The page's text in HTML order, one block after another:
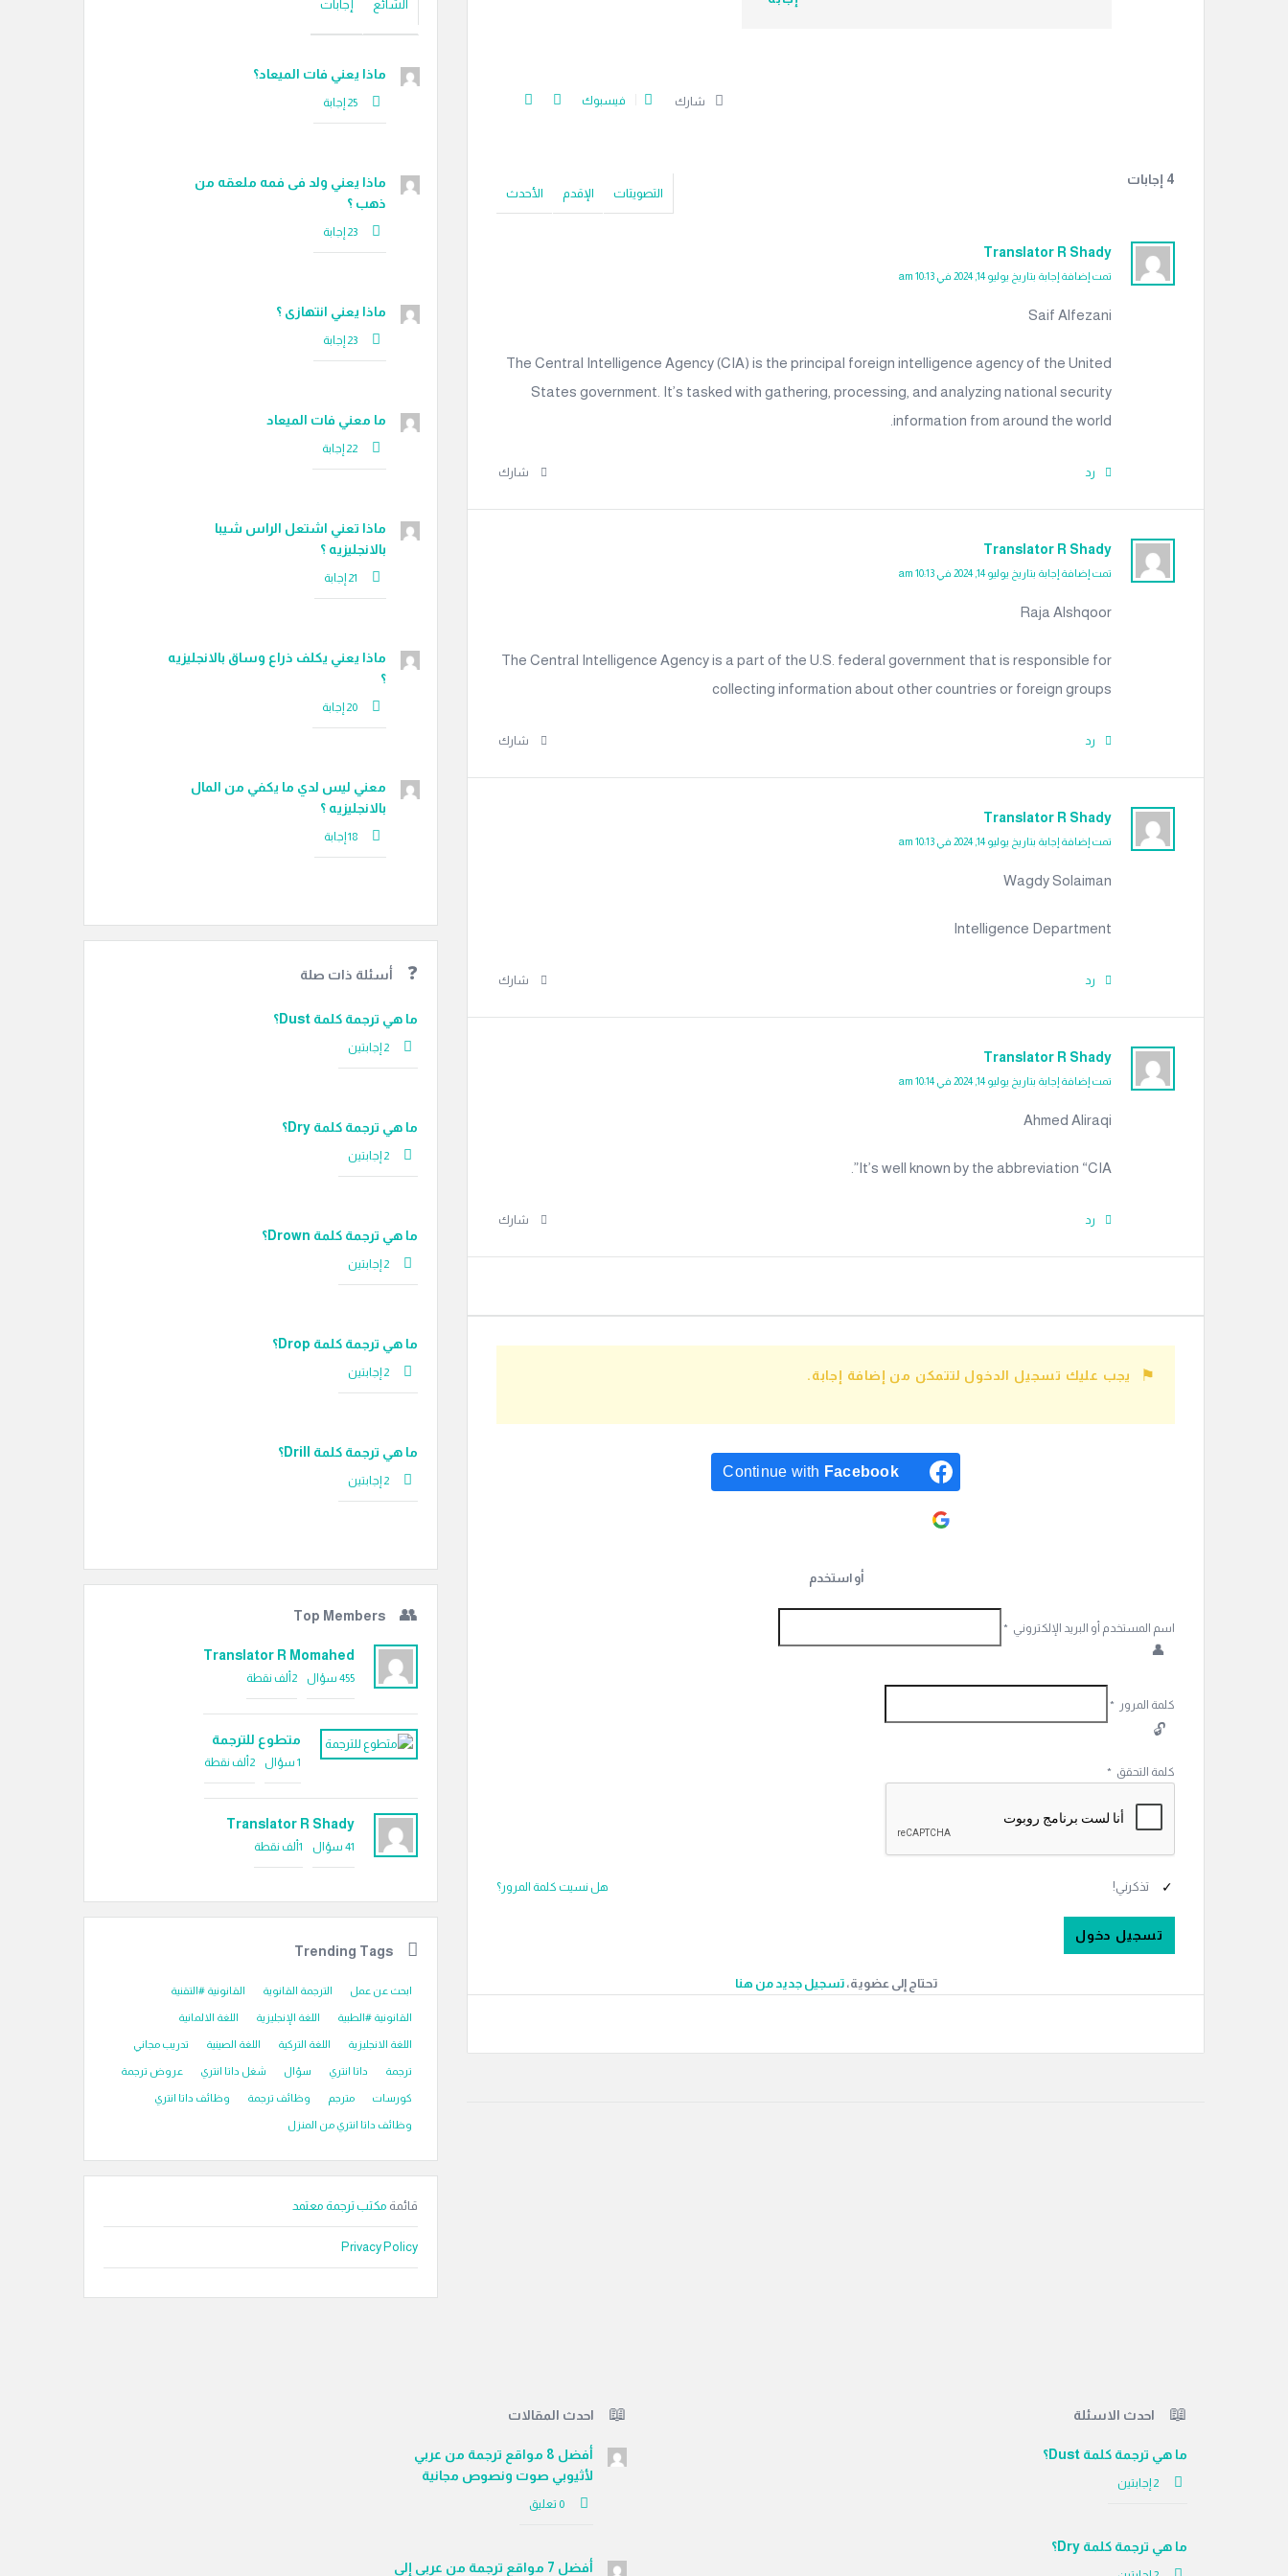
شارك فيسبوك
‫4 إجابات
التصويتات الإقدم الأحدث
Translator R Shady
تمت إضافة إجابة بتاريخ يوليو 14, 2024 في 10:13 am
Saif Alfezani
The Central Intelligence Agency (CIA) is the principal foreign intelligence agency of the United
States government. It’s tasked with gathering, processing, and analyzing national security
information from around the world.
رد شارك
Translator R Shady
تمت إضافة إجابة بتاريخ يوليو 14, 2024 في 10:13 am
Raja Alshqoor
The Central Intelligence Agency is a part of the U.S. federal government that is responsible for
collecting information about other countries or foreign groups
رد شارك
Translator R Shady
تمت إضافة إجابة بتاريخ يوليو 14, 2024 في 10:13 am
Wagdy Solaiman
Intelligence Department
رد شارك
Translator R Shady
تمت إضافة إجابة بتاريخ يوليو 14, 2024 في 10:14 am
Ahmed Aliraqi
It’s well known by the abbreviation “CIA”.
رد شارك
يجب عليك تسجيل الدخول لتتمكن من إضافة إجابة.
Continue with Facebook
أو استخدم
اسم المستخدم أو البريد الإلكتروني *
كلمة المرور *
كلمة التحقق *
تذكرني! هل نسيت كلمة المرور؟
تحتاج إلى عضوية،‫تسجيل جديد من هنا
الشائع إجابات
ماذا يعني فات الميعاد؟
‏‫25 إجابة
ماذا يعني ولد فى فمه ملعقه من
ذهب ؟
‏‫23 إجابة
ماذا يعني انتهازى ؟
‏‫23 إجابة
ما معني فات الميعاد
‏‫22 إجابة
ماذا تعني اشتعل الراس شيبا
بالانجليزيه ؟
ماذا يعني يكلف ذراع وساق بالانجليزيه
؟
‏‫20 إجابة
معني ليس لدي ما يكفي من المال
بالانجليزيه ؟
‏‫18 إجابة
أسئلة ذات صلة
ما هي ترجمة كلمة Dust؟
‫2 إجابتين
ما هي ترجمة كلمة Dry؟
‫2 إجابتين
ما هي ترجمة كلمة Drown؟
‫2 إجابتين
ما هي ترجمة كلمة Drop؟
‫2 إجابتين
ما هي ترجمة كلمة Drill؟
‫2 إجابتين
Top Members
Translator R Momahed
455 سؤال 2ألف نقطة
متطوع للترجمة
1 سؤال 2ألف نقطة
Translator R Shady
41 سؤال 1ألف نقطة
Trending Tags
ابحث عن عمل الترجمة القانوية القانونية #التقنية
القانونية #الطبية اللغة الإنجليزية اللغة الالمانية
اللغة الانجليزية اللغة التركية اللغة الصينية تدريب مجاني
ترجمة داتا انتري سؤال شغل داتا انتري عروض ترجمة
كورسات مترجم وظائف ترجمة وظائف داتا انتري
وظائف داتا انتري من المنزل
قائمة مكتب ترجمة معتمد
Privacy Policy
الفوتراحدث الاسئلة
ما هي ترجمة كلمة Dust؟
‫2 إجابتين
ما هي ترجمة كلمة Dry؟
احدث المقالات
أفضل 8 مواقع ترجمة من عربي
لأثيوبي صوت ونصوص مجانية
‫0 تعليق
أفضل 7 مواقع ترجمة من عربي إلى